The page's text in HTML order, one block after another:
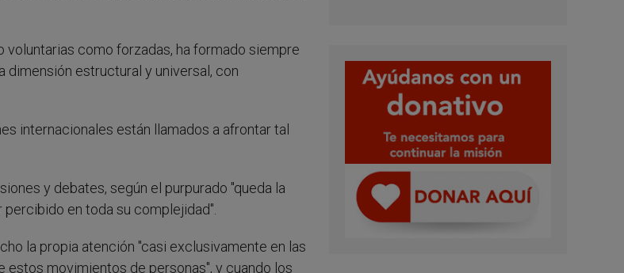
voluntarias como forzadas, ha formado siempre
dimensión estructural y universal, con
internacionales están llamados a afrontar tal
y debates, según el purpurado "queda la
en toda su complejidad".
la propia atención "casi exclusivamente en las
movimientos de personas", y cuando los